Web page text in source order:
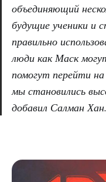
объединяющий
будущие ученики и
правильно
люди как Маск
помогут перейти
мы становились
добавил Салман Хан.